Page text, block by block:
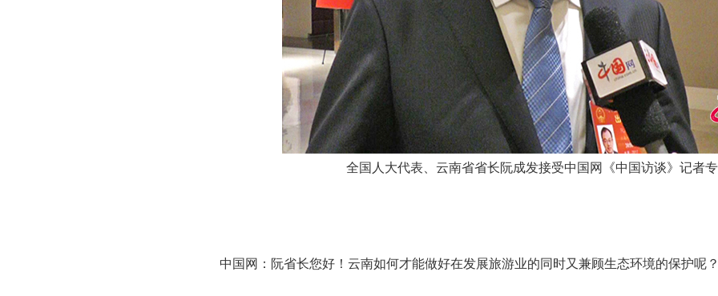
全国人大代表、云南省省长阮成发接受中国网《中国访谈》记者
中国网：阮省长您好！云南如何才能做好在发展旅游业的同时又兼顾生态环境的保护呢